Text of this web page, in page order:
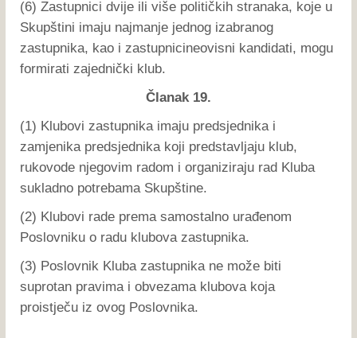
(6) Zastupnici dvije ili više političkih stranaka, koje u
Skupštini imaju najmanje jednog izabranog
zastupnika, kao i zastupnicineovisni kandidati, mogu
formirati zajednički klub.
Članak 19.
(1) Klubovi zastupnika imaju predsjednika i
zamjenika predsjednika koji predstavljaju klub,
rukovode njegovim radom i organiziraju rad Kluba
sukladno potrebama Skupštine.
(2) Klubovi rade prema samostalno urađenom
Poslovniku o radu klubova zastupnika.
(3) Poslovnik Kluba zastupnika ne može biti
suprotan pravima i obvezama klubova koja
proistječu iz ovog Poslovnika.